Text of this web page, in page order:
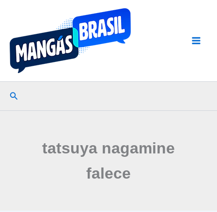
conteúdo
Pesquisar
tatsuya nagamine
falece